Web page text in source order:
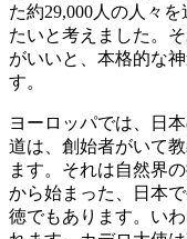
た約29,000人の人々
たいと考えました。
がいいと、本格的な
す。
ヨーロッパでは、日
道は、創始者がいて
ます。それは自然界
から始まった、日本
徳でもあります。い